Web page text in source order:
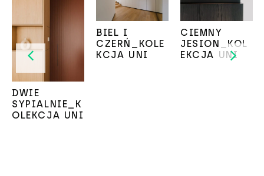
DWIE
SYPIALNIE_K
OLEKCJA UNI
BIEL I
CZERŃ_KOLE
KCJA UNI
CIEMNY
JESION_KOL
EKCJA UNI